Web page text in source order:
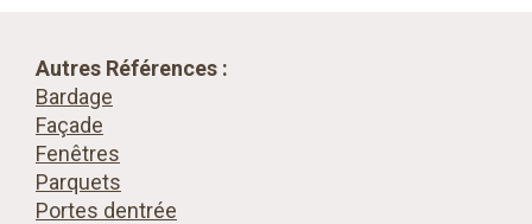
Autres Références :
Bardage
Façade
Fenêtres
Parquets
Portes dentrée